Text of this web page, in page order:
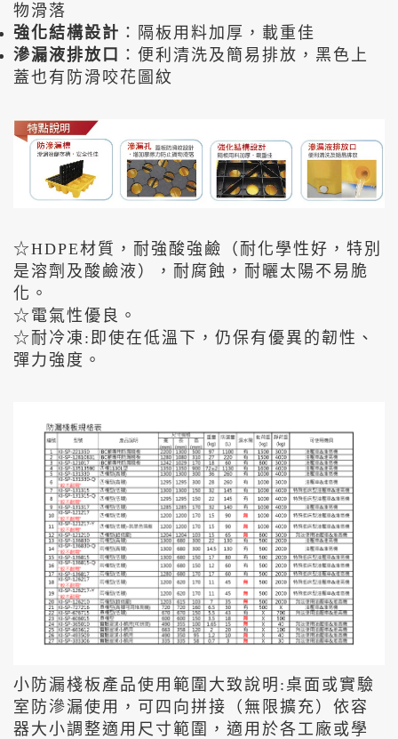
物滑落
強化結構設計 ：隔板用料加厚，載重佳
滲漏液排放口 ：便利清洗及簡易排放，黑色上
蓋也有防滑咬花圖紋
☆HDPE材質，耐強酸強鹼（耐化學性好，特別
是溶劑及酸鹼液），耐腐蝕，耐曬太陽不易脆
化。
☆電氣性優良。
☆耐冷凍:即使在低溫下，仍保有優異的韌性、
彈力強度。
小防漏棧板產品使用範圍大致說明:桌面或實驗
室防滲漏使用，可四向拼接（無限擴充）依容
器大小調整適用尺寸範圍，適用於各工廠或學